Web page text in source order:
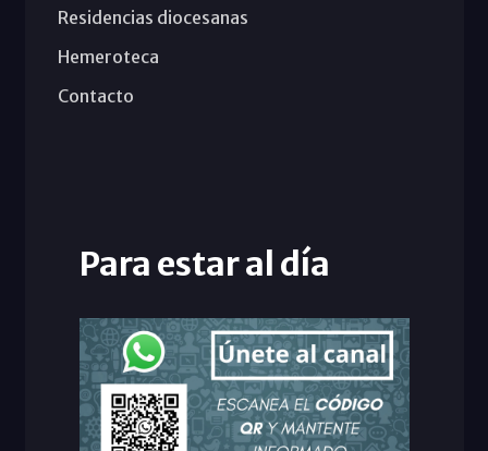
Residencias diocesanas
Hemeroteca
Contacto
Para estar al día